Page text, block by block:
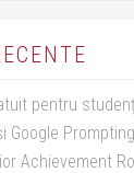
pentru
Google
Achievement